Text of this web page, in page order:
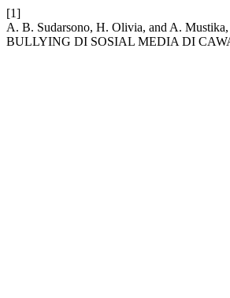
[1]
A. B. Sudarsono, H. Olivia, and A.
BULLYING DI SOSIAL MEDIA DI